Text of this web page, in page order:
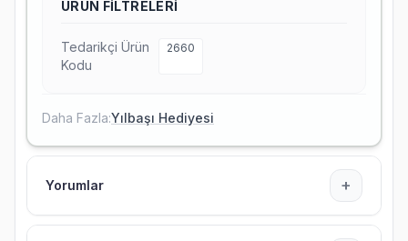
ÜRÜN FILTRELERI
Tedarikçi Ürün
Kodu
2660
Daha Fazla:Yılbaşı Hediyesi
Yorumlar +